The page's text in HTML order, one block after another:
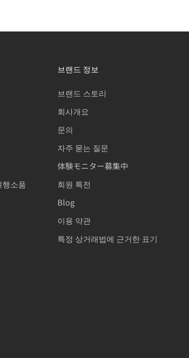
소품
브랜드 정보
브랜드 스토리
회사개요
문의
자주 묻는 질문
体験モニター募集中
회원 특전
Blog
이용 약관
특정 상거래법에 근거한 표기